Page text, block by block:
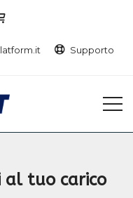
Supporto
tuo carico